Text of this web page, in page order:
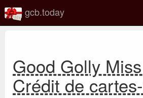
gcb.today
Good Golly
Crédit de